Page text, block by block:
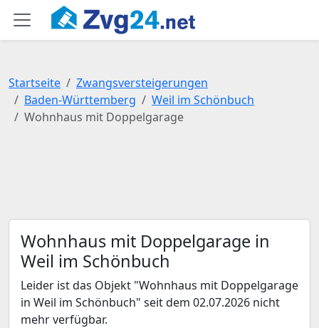
Startseite
Zwangsversteigerungen
Baden-Württemberg
Weil im Schönbuch
Wohnhaus mit Doppelgarage
Wohnhaus mit Doppelgarage in
Weil im Schönbuch
Leider ist das Objekt "Wohnhaus mit Doppelgarage
in Weil im Schönbuch" seit dem 02.07.2026 nicht
mehr verfügbar.